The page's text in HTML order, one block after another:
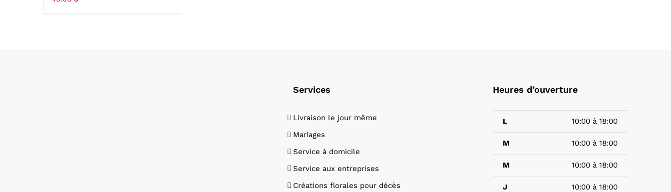
Services
Livraison le jour même
Mariages
Service à domicile
Service aux entreprises
Créations florales pour décès
Heures d’ouverture
L 10:00 à 18:00
M 10:00 à 18:00
M 10:00 à 18:00
J 10:00 à 18:00